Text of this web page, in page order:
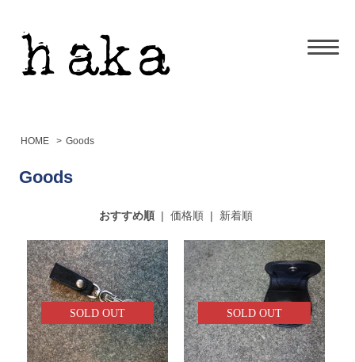
HOME > Goods
Goods
おすすめ順| 価格順| 新着順
SOLD OUT SOLD OUT